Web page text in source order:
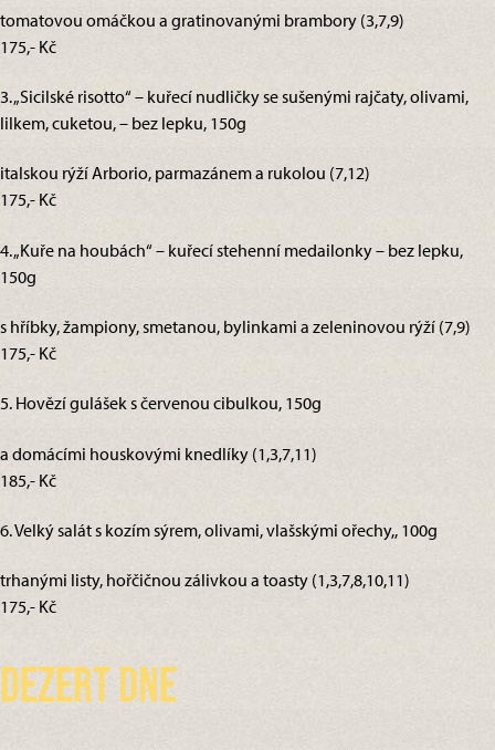
tomatovou omáčkou a gratinovanými brambory (3,7,9)
175,- Kč
3. „Sicilské risotto“ – kuřecí nudličky se sušenými rajčaty, olivami,
lilkem, cuketou, – bez lepku, 150g
italskou rýží Arborio, parmazánem a rukolou (7,12)
175,- Kč
4. „Kuře na houbách“ – kuřecí stehenní medailonky – bez lepku,
150g
s hříbky, žampiony, smetanou, bylinkami a zeleninovou rýží (7,9)
175,- Kč
5. Hovězí gulášek s červenou cibulkou, 150g
a domácími houskovými knedlíky (1,3,7,11)
185,- Kč
6. Velký salát s kozím sýrem, olivami, vlašskými ořechy,, 100g
trhanými listy, hořčičnou zálivkou a toasty (1,3,7,8,10,11)
175,- Kč
Dezert dne